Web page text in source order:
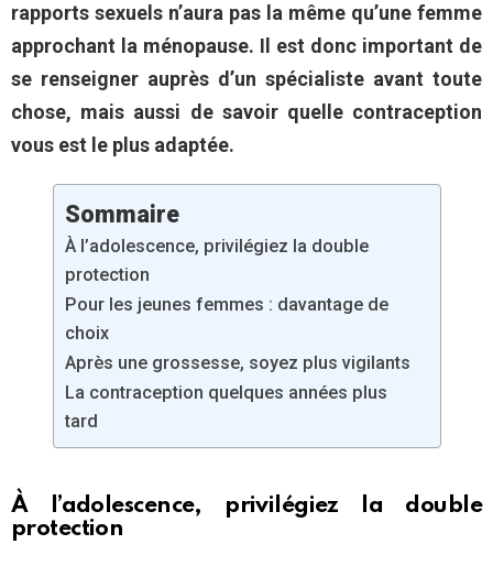
rapports sexuels n’aura pas la même qu’une femme
approchant la ménopause. Il est donc important de
se renseigner auprès d’un spécialiste avant toute
chose, mais aussi de savoir quelle contraception
vous est le plus adaptée.
Sommaire
À l’adolescence, privilégiez la double
protection
Pour les jeunes femmes : davantage de
choix
Après une grossesse, soyez plus vigilants
La contraception quelques années plus
tard
À l’adolescence, privilégiez la double
protection